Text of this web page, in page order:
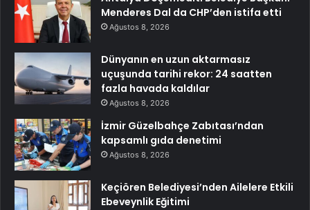
Menderes Dal da CHP’den istifa etti
Ağustos 8, 2026
Dünyanın en uzun aktarmasız
uçuşunda tarihi rekor: 24 saatten
fazla havada kaldılar
Ağustos 8, 2026
İzmir Güzelbahçe Zabıtası’ndan
kapsamlı gıda denetimi
Ağustos 8, 2026
Keçiören Belediyesi’nden Ailelere Etkili
Ebeveynlik Eğitimi